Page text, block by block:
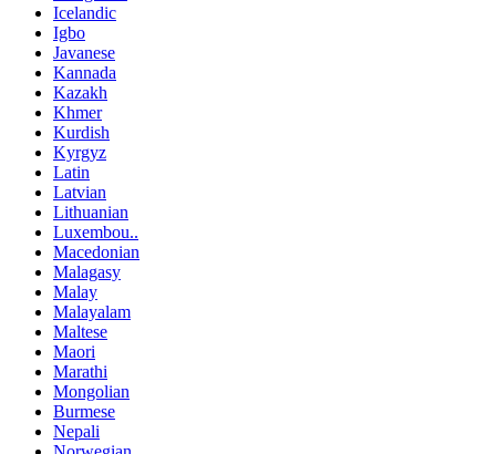
Icelandic
Igbo
Javanese
Kannada
Kazakh
Khmer
Kurdish
Kyrgyz
Latin
Latvian
Lithuanian
Luxembou..
Macedonian
Malagasy
Malay
Malayalam
Maltese
Maori
Marathi
Mongolian
Burmese
Nepali